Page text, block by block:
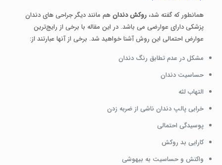
همانطور که گفته شد، روکش دندانهم مانند دیگر جراحی های دندان
پزشکی دارای عوارضی می باشد. در این مقاله با برخی از رایج‌ترین
عوارض احتمالی این روش آشنا خواهید شد. برخی از آنها عبارتند از:
مشکل در عدم تطابق رنگ دندان
حساسیت دندان
التهاب لثه
خرابی پالپ دندان ناشی از ضربه زدن
پوسیدگی احتمالی
کارایی بد روکش
واکنش و حساسیت به بیهوشی